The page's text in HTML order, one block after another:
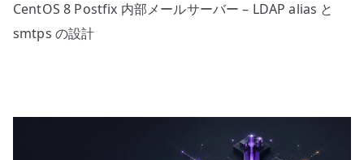
CentOS 8 Postfix 内部メールサーバー – LDAP alias と
smtps の設計